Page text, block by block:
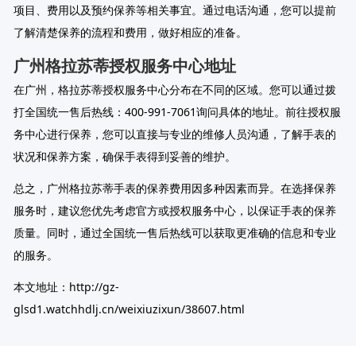
项目、费用以及预约保养等相关事宜。通过电话沟通，您可以提前
了解清楚保养的流程和费用，做好相应的准备。
广州格拉苏蒂授权服务中心地址
在广州，格拉苏蒂授权服务中心分布在不同的区域。您可以通过拨
打全国统一售后热线：400-991-7061询问具体的地址。前往授权服
务中心进行保养，您可以直接与专业的维修人员沟通，了解手表的
状况和保养方案，确保手表得到妥善的维护。
总之，广州格拉苏蒂手表的保养费用因多种因素而异。在选择保养
服务时，建议您优先考虑官方或授权服务中心，以保证手表的保养
质量。同时，通过全国统一售后热线可以获取更准确的信息和专业
的服务。
本文地址：http://gz-
glsd1.watchhdlj.cn/weixiuzixun/38607.html